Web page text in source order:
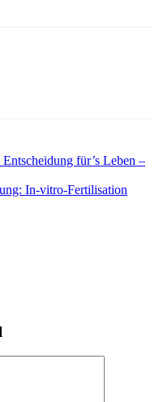
für’s Leben –
In-vitro-Fertilisation